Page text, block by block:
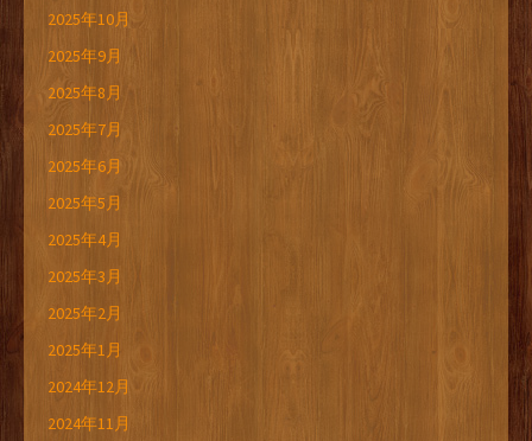
2025年10月
2025年9月
2025年8月
2025年7月
2025年6月
2025年5月
2025年4月
2025年3月
2025年2月
2025年1月
2024年12月
2024年11月